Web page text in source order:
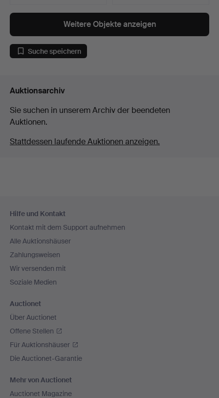
Weitere Objekte anzeigen
Suche speichern
Auktionsarchiv
Sie suchen in unserem Archiv der beendeten
Auktionen.
Stattdessen laufende Auktionen anzeigen.
Navigation
Hilfe und Kontakt
Kontakt mit dem Support aufnehmen
Alle Auktionshäuser
Zahlungsweisen
Wir versenden mit
Soziale Medien
Auctionet
Über Auctionet
Offene Stellen
Für Auktionshäuser
Die Auctionet-Garantie
Mehr von Auctionet
Auctionet Magazine